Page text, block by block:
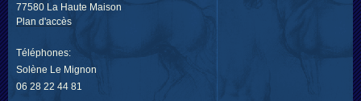
77580 La Haute Maison
Plan d'accès
Téléphones:
Solène Le Mignon
06 28 22 44 81